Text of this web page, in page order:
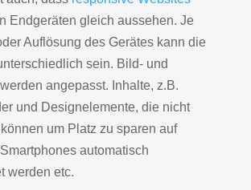
Endgeräten gleich aussehen. Je
Auflösung des Gerätes kann die
sein. Bild- und
angepasst. Inhalte, z.B.
und Designelemente, die nicht
um Platz zu sparen auf
automatisch
werden etc.